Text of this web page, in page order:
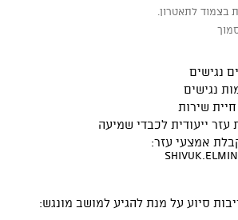
נגישים
שירות
ייעודית לכבדי שמיעה
אמצעי עזר:
סיוע על מנת להגיע למושב מונגש: